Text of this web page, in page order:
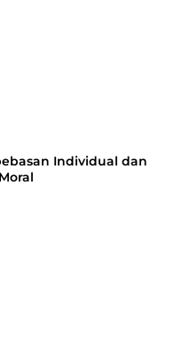
Individual dan